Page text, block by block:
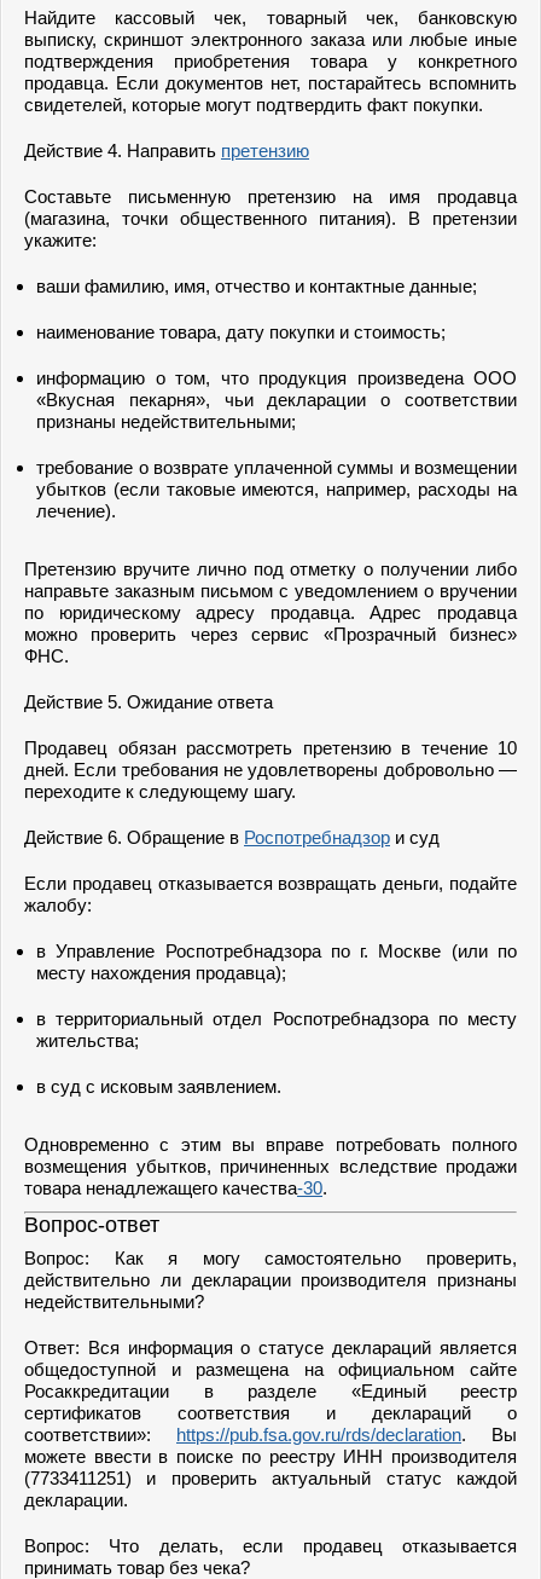
Найдите кассовый чек, товарный чек, банковскую
выписку, скриншот электронного заказа или любые иные
подтверждения приобретения товара у конкретного
продавца. Если документов нет, постарайтесь вспомнить
свидетелей, которые могут подтвердить факт покупки.
Действие 4. Направить претензию
Составьте письменную претензию на имя продавца
(магазина, точки общественного питания). В претензии
укажите:
ваши фамилию, имя, отчество и контактные данные;
наименование товара, дату покупки и стоимость;
информацию о том, что продукция произведена ООО
«Вкусная пекарня», чьи декларации о соответствии
признаны недействительными;
требование о возврате уплаченной суммы и возмещении
убытков (если таковые имеются, например, расходы на
лечение).
Претензию вручите лично под отметку о получении либо
направьте заказным письмом с уведомлением о вручении
по юридическому адресу продавца. Адрес продавца
можно проверить через сервис «Прозрачный бизнес»
ФНС.
Действие 5. Ожидание ответа
Продавец обязан рассмотреть претензию в течение 10
дней. Если требования не удовлетворены добровольно —
переходите к следующему шагу.
Действие 6. Обращение в Роспотребнадзор и суд
Если продавец отказывается возвращать деньги, подайте
жалобу:
в Управление Роспотребнадзора по г. Москве (или по
месту нахождения продавца);
в территориальный отдел Роспотребнадзора по месту
жительства;
в суд с исковым заявлением.
Одновременно с этим вы вправе потребовать полного
возмещения убытков, причиненных вследствие продажи
товара ненадлежащего качества-30.
Вопрос-ответ
Вопрос: Как я могу самостоятельно проверить,
действительно ли декларации производителя признаны
недействительными?
Ответ: Вся информация о статусе деклараций является
общедоступной и размещена на официальном сайте
Росаккредитации в разделе «Единый реестр
сертификатов соответствия и деклараций о
соответствии»: https://pub.fsa.gov.ru/rds/declaration. Вы
можете ввести в поиске по реестру ИНН производителя
(7733411251) и проверить актуальный статус каждой
декларации.
Вопрос: Что делать, если продавец отказывается
принимать товар без чека?